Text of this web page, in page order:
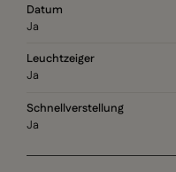
Datum
Ja
Leuchtzeiger
Ja
Schnellverstellung
Ja